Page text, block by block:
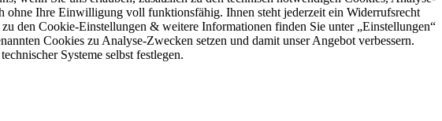
ohne Ihre Einwilligung voll funktionsfähig. Ihnen steht jederzeit ein Widerrufsrecht
den Cookie-Einstellungen & weitere Informationen finden Sie unter „Einstellungen“
Cookies zu Analyse-Zwecken setzen und damit unser Angebot verbessern.
Systeme selbst festlegen.